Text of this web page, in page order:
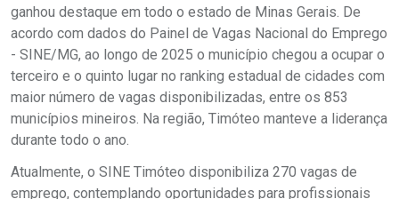
ganhou destaque em todo o estado de Minas Gerais. De
acordo com dados do Painel de Vagas Nacional do Emprego
- SINE/MG, ao longo de 2025 o município chegou a ocupar o
terceiro e o quinto lugar no ranking estadual de cidades com
maior número de vagas disponibilizadas, entre os 853
municípios mineiros. Na região, Timóteo manteve a liderança
durante todo o ano.
Atualmente, o SINE Timóteo disponibiliza 270 vagas de
emprego, contemplando oportunidades para profissionais